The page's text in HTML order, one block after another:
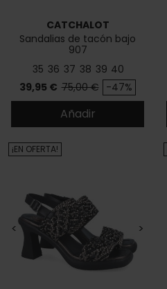
CATCHALOT
Sandalias de tacón bajo
907
35 36 37 38 39 40
Precio
39,95 € Precio base
75,00 € -47%
Añadir
< >
¡EN OFERTA!